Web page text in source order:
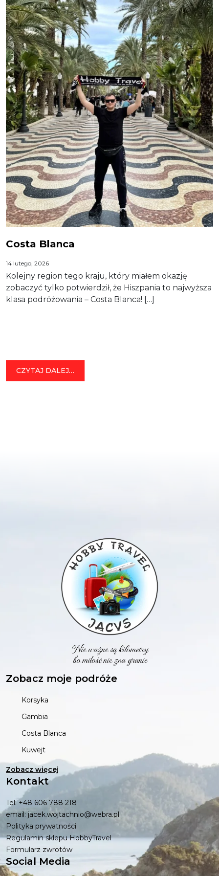
Costa Blanca
14 lutego, 2026
Kolejny region tego kraju, który miałem okazję
zobaczyć tylko potwierdził, że Hiszpania to najwyższa
klasa podróżowania – Costa Blanca! […]
CZYTAJ DALEJ…
Nie ważne są kilometry
bo miłość nie zna granic
Zobacz moje podróże
Korsyka
Gambia
Costa Blanca
Kuwejt
Zobacz więcej
Kontakt
Tel: +48 606 788 218
email: jacek.wojtachnio@webra.pl
Polityka prywatności
Regulamin sklepu HobbyTravel
Formularz zwrotów
Social Media